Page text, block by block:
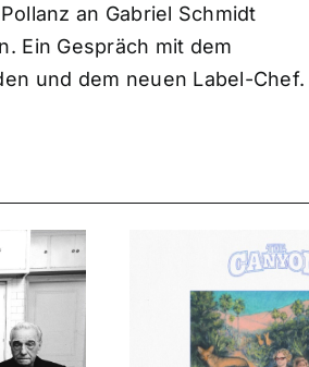
an Gabriel Schmidt
Ein Gespräch mit dem
und dem neuen Label-Chef.